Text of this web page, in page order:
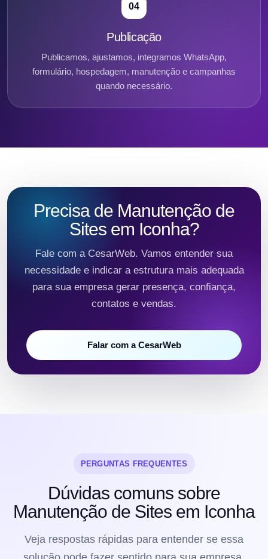
04
Publicação
Publicamos, ajustamos, integramos WhatsApp,
formulário, hospedagem, manutenção e campanhas
quando necessário.
Precisa de Manutenção de
Sites em Iconha?
Fale com a CesarWeb. Vamos entender sua
necessidade e indicar a estrutura mais adequada
para sua empresa gerar presença, confiança,
contatos e vendas.
Falar com a CesarWeb
PERGUNTAS FREQUENTES
Dúvidas comuns sobre
Manutenção de Sites em Iconha
Veja respostas rápidas para entender se essa